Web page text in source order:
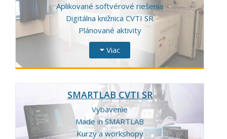
Aplikované softvérové riešenia
Digitálna knižnica CVTI SR
Plánované aktivity
Viac
SMARTLAB CVTI SR
Vybavenie
Made in SMARTLAB
Kurzy a workshopy